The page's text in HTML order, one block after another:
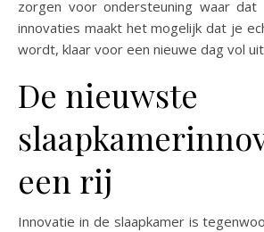
zorgen voor ondersteuning waar
innovaties maakt het mogelijk dat je
wordt, klaar voor een nieuwe dag vol
De nieuwste
een rij
Innovatie in de slaapkamer is